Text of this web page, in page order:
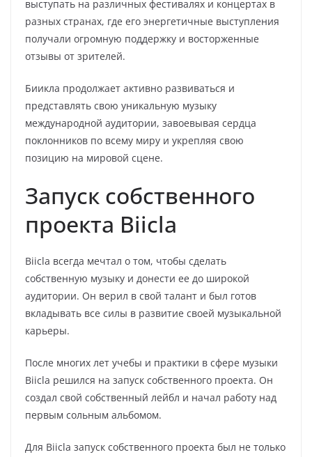
выступать на различных фестивалях и концертах в
разных странах, где его энергетичные выступления
получали огромную поддержку и восторженные
отзывы от зрителей.
Биикла продолжает активно развиваться и
представлять свою уникальную музыку
международной аудитории, завоевывая сердца
поклонников по всему миру и укрепляя свою
позицию на мировой сцене.
Запуск собственного
проекта Biicla
Biicla всегда мечтал о том, чтобы сделать
собственную музыку и донести ее до широкой
аудитории. Он верил в свой талант и был готов
вкладывать все силы в развитие своей музыкальной
карьеры.
После многих лет учебы и практики в сфере музыки
Biicla решился на запуск собственного проекта. Он
создал свой собственный лейбл и начал работу над
первым сольным альбомом.
Для Biicla запуск собственного проекта был не только